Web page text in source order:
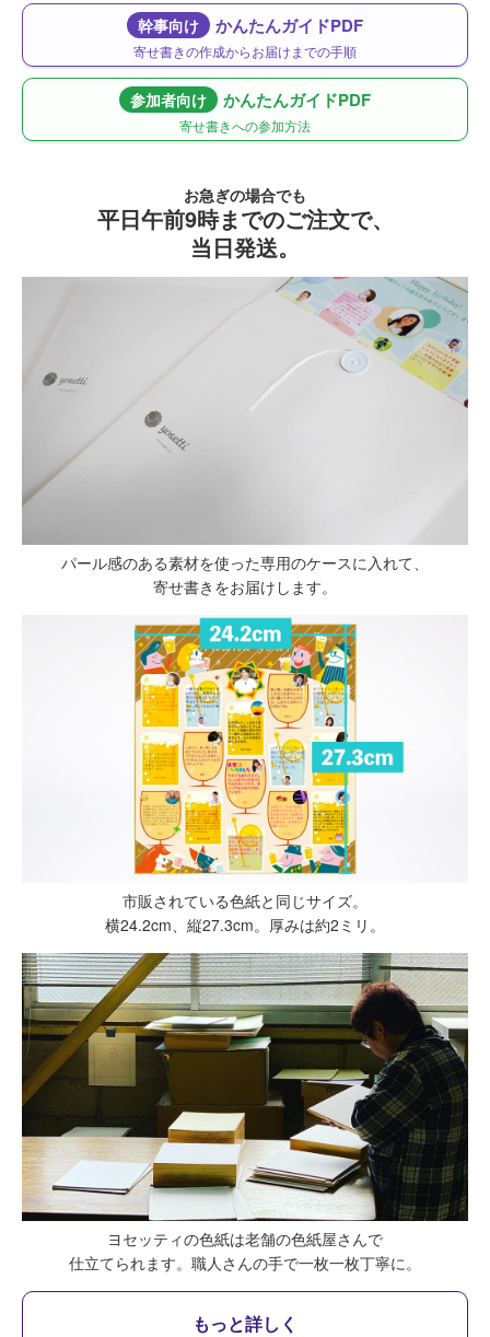
幹事向け かんたんガイドPDF
寄せ書きの作成からお届けまでの手順
参加者向け かんたんガイドPDF
寄せ書きへの参加方法
お急ぎの場合でも
平日午前9時までのご注文で、
当日発送。
パール感のある素材を使った専用のケースに入れて、
寄せ書きをお届けします。
市販されている色紙と同じサイズ。
横24.2cm、縦27.3cm。厚みは約2ミリ。
ヨセッティの色紙は老舗の色紙屋さんで
仕立てられます。 職人さんの手で一枚一枚丁寧に。
もっと詳しく